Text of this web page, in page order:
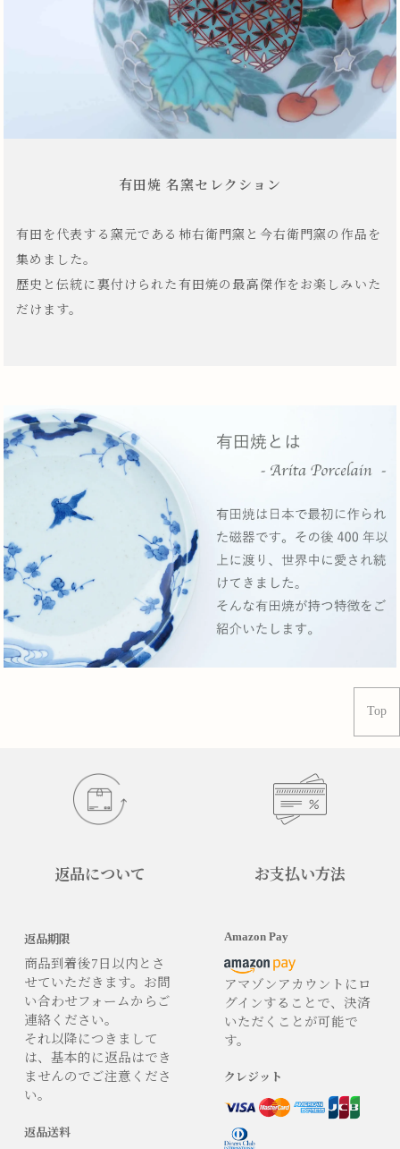
有田焼 名窯セレクション
有田を代表する窯元である柿右衛門窯と今右衛門窯の作品を
集めました。
歴史と伝統に裏付けられた有田焼の最高傑作をお楽しみいた
だけます。
Top
返品について
返品期限
商品到着後7日以内とさ
せていただきます。お問
い合わせフォームからご
連絡ください。
それ以降につきまして
は、基本的に返品はでき
ませんのでご注意くださ
い。
返品送料
お支払い方法
Amazon Pay
アマゾンアカウントにロ
グインすることで、決済
いただくことが可能で
す。
クレジット